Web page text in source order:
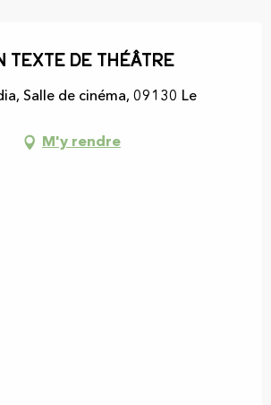
texte de théâtre
Salle de cinéma, 09130 Le
M'y rendre